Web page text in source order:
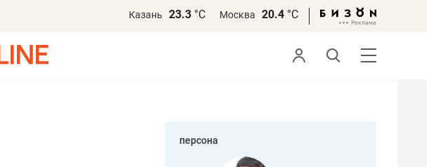
Казань 23.3 °С Москва 20.4 °С
персона